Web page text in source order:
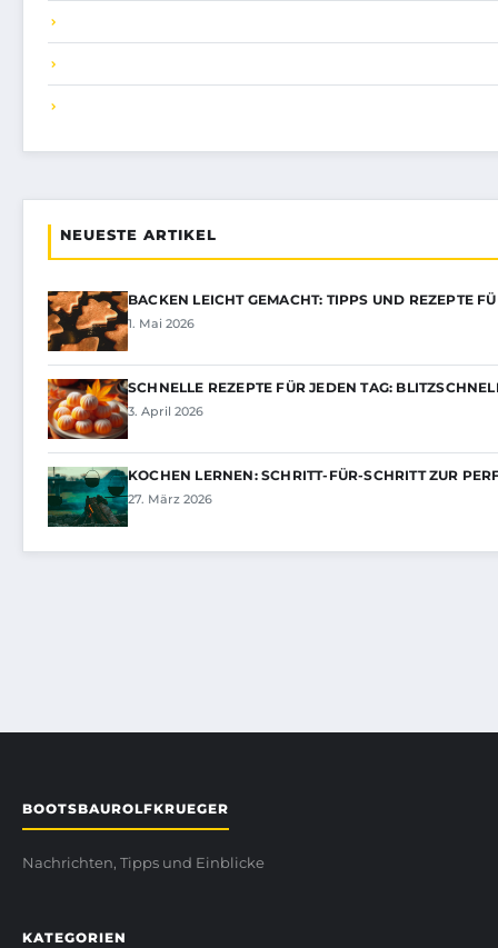
NEUESTE ARTIKEL
BACKEN LEICHT GEMACHT: TIPPS UND REZEPTE
1. Mai 2026
SCHNELLE REZEPTE FÜR JEDEN TAG:
3. April 2026
KOCHEN LERNEN: SCHRITT-FÜR-SCHRITT ZUR
27. März 2026
BOOTSBAUROLFKRUEGER
Nachrichten, Tipps und Einblicke
KATEGORIEN